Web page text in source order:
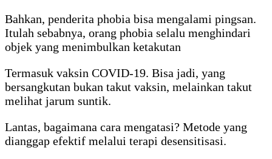
Bahkan, penderita phobia bisa mengalami pingsan.
Itulah sebabnya, orang phobia selalu menghindari
objek yang menimbulkan ketakutan
Termasuk vaksin COVID-19. Bisa jadi, yang
bersangkutan bukan takut vaksin, melainkan takut
melihat jarum suntik.
Lantas, bagaimana cara mengatasi? Metode yang
dianggap efektif melalui terapi desensitisasi.